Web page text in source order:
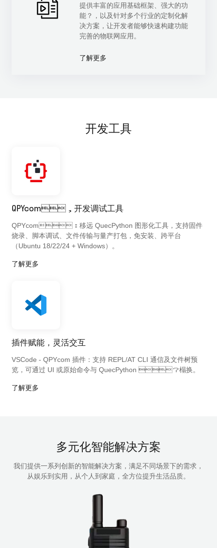
提供丰富的应用基础框架、强大的功
能？，以及针对多个行业的定制化解
决方案，让开发者能够快速构建功能
完善的物联网应用。
了解更多
开发工具
QPYcom，开发调试工具
QPYcom：移远 QuecPython 图形化工具，支持固件
烧录、脚本调试、文件传输与量产打包，免安装、跨平台
（Ubuntu 18/22/24 + Windows）。
了解更多
插件赋能，灵活交互
VSCode - QPYcom 插件：支持 REPL/AT CLI 通信及文件树预
览，可通过 UI 或原始命令与 QuecPython ？榻换。
了解更多
多元化智能解决方案
我们提供一系列创新的智能解决方案，满足不同场景下的需求，
从娱乐到实用，从个人到家庭，全方位提升生活品质。